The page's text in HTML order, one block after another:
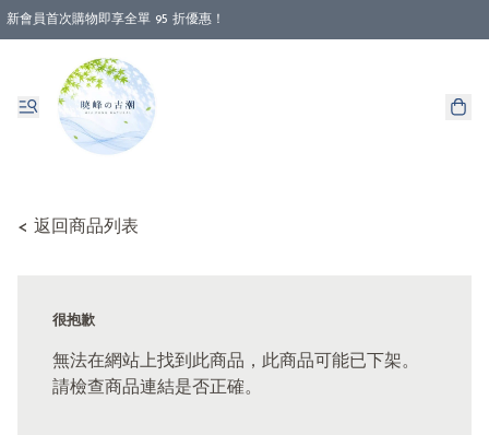
新會員首次購物即享全單 95 折優惠！
消費即享全單 88 折優惠！
< 返回商品列表
很抱歉
無法在網站上找到此商品，此商品可能已下架。
請檢查商品連結是否正確。